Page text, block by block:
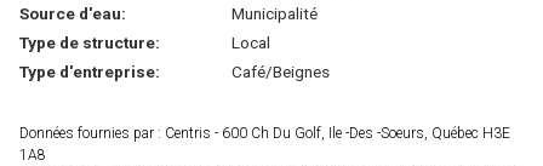
Source d'eau:
Municipalité
Type de structure:
Local
Type d'entreprise:
Café/Beignes
Données fournies par : Centris - 600 Ch Du Golf, Ile -Des -Soeurs, Québec H3E
1A8